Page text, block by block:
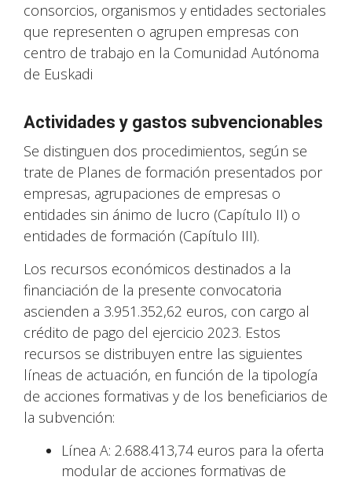
consorcios, organismos y entidades sectoriales
que representen o agrupen empresas con
centro de trabajo en la Comunidad Autónoma
de Euskadi
Actividades y gastos subvencionables
Se distinguen dos procedimientos, según se
trate de Planes de formación presentados por
empresas, agrupaciones de empresas o
entidades sin ánimo de lucro (Capítulo II) o
entidades de formación (Capítulo III).
Los recursos económicos destinados a la
financiación de la presente convocatoria
ascienden a 3.951.352,62 euros, con cargo al
crédito de pago del ejercicio 2023. Estos
recursos se distribuyen entre las siguientes
líneas de actuación, en función de la tipología
de acciones formativas y de los beneficiarios de
la subvención:
Línea A: 2.688.413,74 euros para la oferta
modular de acciones formativas de